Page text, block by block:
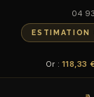
04
ESTIMATION
Or :118,33